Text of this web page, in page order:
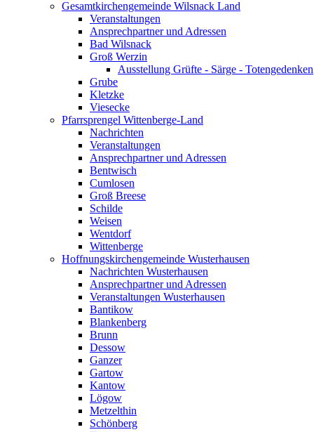
Gesamtkirchengemeinde Wilsnack Land
Veranstaltungen
Ansprechpartner und Adressen
Bad Wilsnack
Groß Werzin
Ausstellung Grüfte - Särge - Totengedenken
Grube
Kletzke
Viesecke
Pfarrsprengel Wittenberge-Land
Nachrichten
Veranstaltungen
Ansprechpartner und Adressen
Bentwisch
Cumlosen
Groß Breese
Schilde
Weisen
Wentdorf
Wittenberge
Hoffnungskirchengemeinde Wusterhausen
Nachrichten Wusterhausen
Ansprechpartner und Adressen
Veranstaltungen Wusterhausen
Bantikow
Blankenberg
Brunn
Dessow
Ganzer
Gartow
Kantow
Lögow
Metzelthin
Schönberg